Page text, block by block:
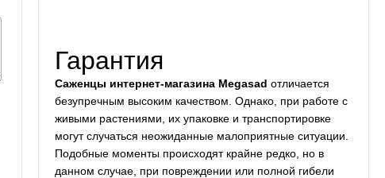
Гарантия
Саженцы интернет-магазина Megasad отличается
безупречным высоким качеством. Однако, при работе с
живыми растениями, их упаковке и транспортировке
могут случаться неожиданные малоприятные ситуации.
Подобные моменты происходят крайне редко, но в
данном случае, при повреждении или полной гибели